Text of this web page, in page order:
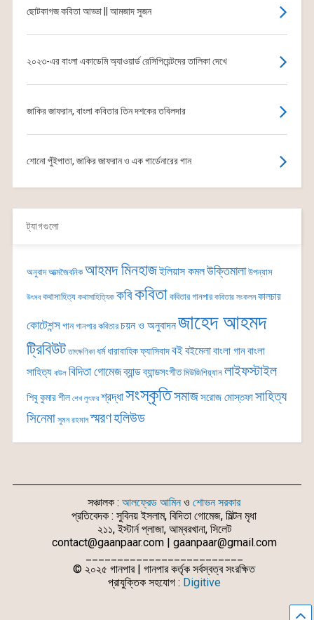
ছোটকাগজ কবিতা আড্ডা || আমজাদ সুজন
২০২৩-এর বাংলা একাডেমি অ্যাওয়ার্ড রেসিপিয়েন্টদের তালিকা দেখে
জাকির জাফরান, বাংলা কবিতার তিন দশকের তবিলদার
শোনো পুঁইপাতা, জাকির জাফরান ও এক গার্ডেনারের গান
ট্যাগগুলো
অনুবাদ আত্মজৈবনিক আহমদ মিনহাজইলিয়াস কমলউক্তিমালা উপন্যাস
উৎসব কথাসাহিত্য কথাসাহিত্যিক কবিকবিতা কবিতার গানপার কবিতার সংকলন কালচার
কোটেশন্সগান গানপার কবিতার চয়ন ও অনুবাদনজাহেদ আহমদ
ট্রিবিউট তাৎক্ষণিকা ধর্ম ধারাবাহিকফ্যাসিবাদবইবইমেলাবাংলা গানবাংলা
সাহিত্য বাউল বিদিতা গোমেজব্যান্ডব্যান্ডসংগীত মিউজিশিয়্যান লাইফস্টাইল
শিবু কুমার শীল শেখ লুৎফর শ্রদ্ধাসংস্কৃতিসমাজসরোজ মোস্তফাসাহিত্য
সিনেমা সুমন রহমান স্মরণহলিউড
সঞ্চালক : আলফ্রেড আমিনও শোভন সরকার
প্রতিবেদক : সুবিনয় ইসলাম, বিদিতা গোমেজ, মিল্টন মৃধা
২১১, ইস্টার্ন প্লাজা, আম্বরখানা, সিলেট
contact@gaanpaar.com | gaanpaar@gmail.com
© ২০২৫ গানপার | গানপার কর্তৃক সর্বস্বত্ব সংরক্ষিত
প্রাযুক্তিক সহযোগ : Digitive